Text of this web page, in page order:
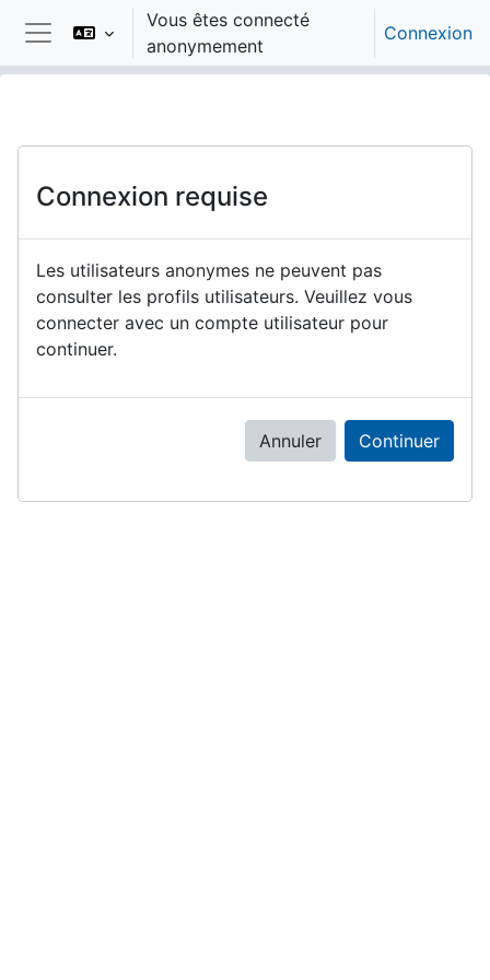
Passer au contenu principal
Panneau latéral
Vous êtes connecté
anonymement
Connexion
Connexion requise
Les utilisateurs anonymes ne peuvent pas
consulter les profils utilisateurs. Veuillez vous
connecter avec un compte utilisateur pour
continuer.
Annuler Continuer